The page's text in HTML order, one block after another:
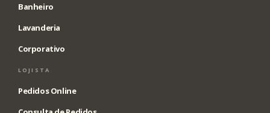
Banheiro
Lavanderia
Corporativo
LOJISTA
Pedidos Online